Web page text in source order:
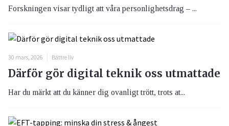
Forskningen visar tydligt att våra personlighetsdrag – ...
30 mars, 2026 Bättre liv
Därför gör digital teknik oss utmattade
Har du märkt att du känner dig ovanligt trött, trots at...